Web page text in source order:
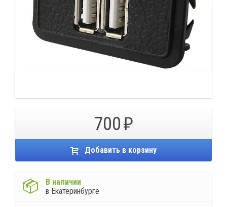
700
Добавить в корзину
В наличии
в Екатеринбурге